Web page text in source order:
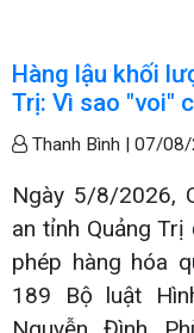
Hàng lậu khối
Trị: Vì sao "voi"
Thanh Bình | 07/08/
Ngày 5/8/2026,
an tỉnh Quảng
phép hàng hóa
189 Bộ luật